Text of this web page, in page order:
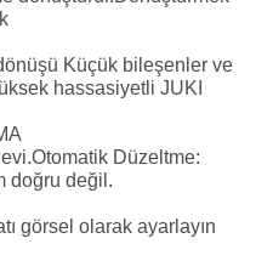
Küçük bileşenler ve
hassasiyetli JUKI
Düzeltme:
doğru değil.
görsel olarak ayarlayın